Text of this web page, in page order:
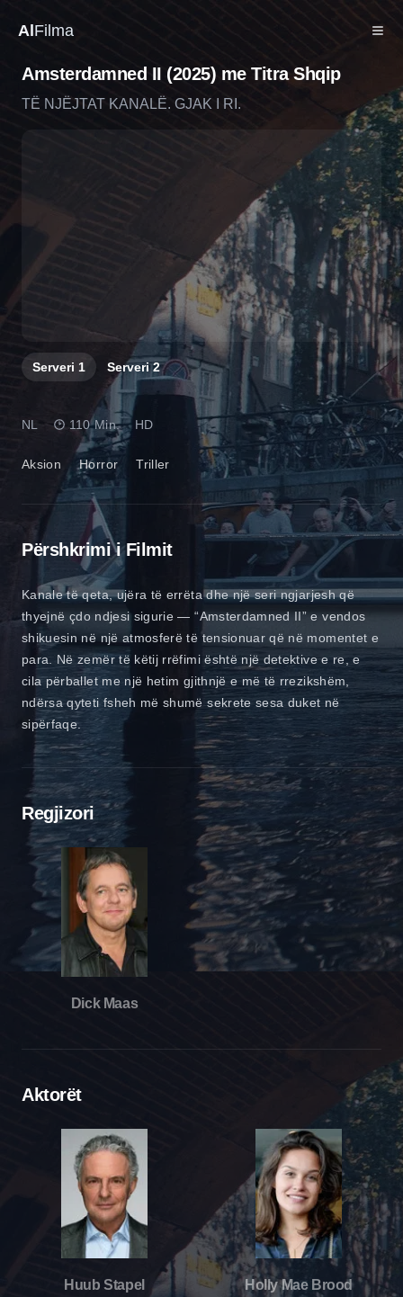
Al Filma
Amsterdamned II (2025) me Titra Shqip
TË NJËJTAT KANALË. GJAK I RI.
Serveri 1 Serveri2
Aksion Horror Triller
NL 110 Min. HD
Përshkrimi i Filmit
Kanale të qeta, ujëra të errëta dhe një seri ngjarjesh që
thyejnë çdo ndjesi sigurie — “Amsterdamned II” e vendos
shikuesin në një atmosferë të tensionuar që në momentet e
para. Në zemër të këtij rrëfimi është një detektive e re, e
cila përballet me një hetim gjithnjë e më të rrezikshëm,
ndërsa qyteti fsheh më shumë sekrete sesa duket në
sipërfaqe.
Regjizori
Dick Maas
Aktorët
Huub Stapel Holly Mae Brood